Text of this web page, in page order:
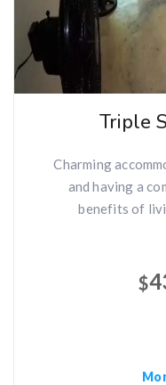
Triple
Charming
and having a
benefits of
$